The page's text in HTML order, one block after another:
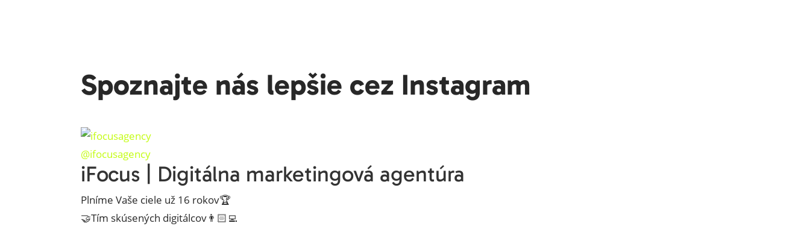
Spoznajte nás lepšie cez Instagram
@ifocusagency
iFocus | Digitálna marketingová agentúra
Plníme Vaše ciele už 16 rokov🏆
🤝Tím skúsených digitálcov👨🏻‍💻